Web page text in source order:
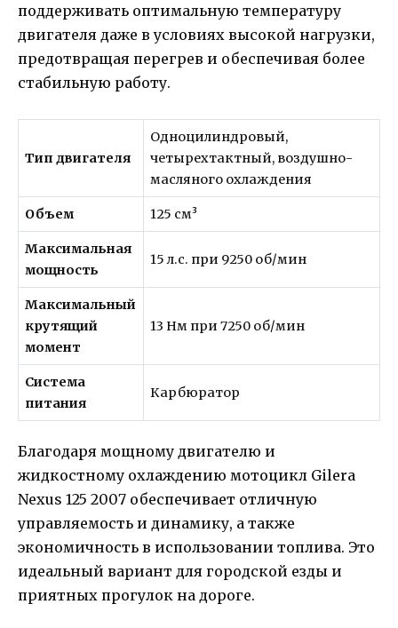
поддерживать оптимальную температуру
двигателя даже в условиях высокой нагрузки,
предотвращая перегрев и обеспечивая более
стабильную работу.
Тип двигателя
Одноцилиндровый,
четырехтактный, воздушно-
масляного охлаждения
Объем 125 см³
Максимальная
мощность
15 л.с. при 9250 об/мин
Максимальный
крутящий
момент
13 Нм при 7250 об/мин
Система
питания
Карбюратор
Благодаря мощному двигателю и
жидкостному охлаждению мотоцикл Gilera
Nexus 125 2007 обеспечивает отличную
управляемость и динамику, а также
экономичность в использовании топлива. Это
идеальный вариант для городской езды и
приятных прогулок на дороге.